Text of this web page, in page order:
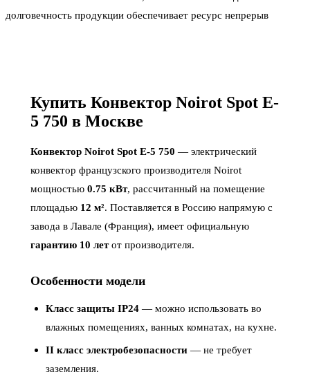
долговечность продукции обеспечивает ресурс непрерыв
Купить Конвектор Noirot Spot E-
5 750 в Москве
Конвектор Noirot Spot E-5 750 — электрический
конвектор французского производителя Noirot
мощностью 0.75 кВт, рассчитанный на помещение
площадью 12 м². Поставляется в Россию напрямую с
завода в Лавале (Франция), имеет официальную
гарантию 10 летот производителя.
Особенности модели
Класс защиты IP24 — можно использовать во
влажных помещениях, ванных комнатах, на кухне.
II класс электробезопасности — не требует
заземления.